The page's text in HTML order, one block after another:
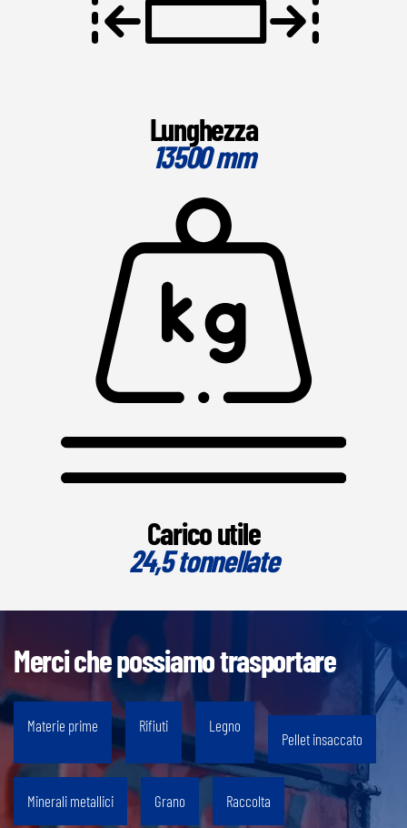
Lunghezza
13500 mm
Carico utile
24,5 tonnellate
Merci che possiamo trasportare
Materie prime Rifiuti Legno
Pellet insaccato
Minerali metallici Grano Raccolta